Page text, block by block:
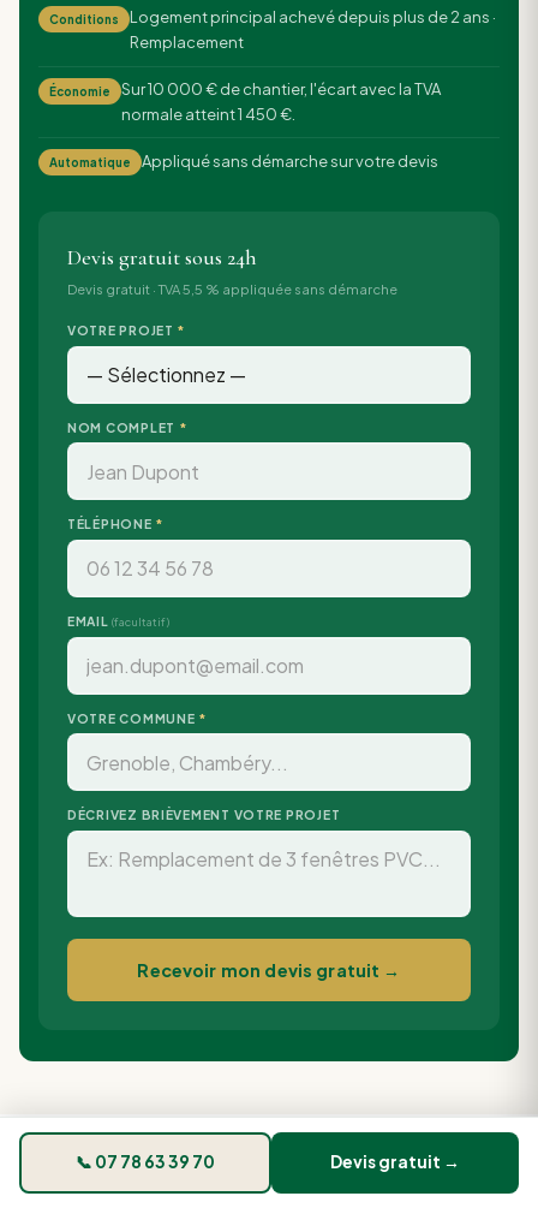
📞 07 78 63 39 70 Devis gratuit →
Conditions
Logement principal achevé depuis plus de 2 ans ·
Remplacement
Économie
Sur 10 000 € de chantier, l'écart avec la TVA
normale atteint 1 450 €.
Automatique Appliqué sans démarche sur votre devis
Devis gratuit sous 24h
Devis gratuit · TVA 5,5 % appliquée sans démarche
VOTRE PROJET *
NOM COMPLET *
TÉLÉPHONE *
EMAIL(facultatif)
VOTRE COMMUNE *
DÉCRIVEZ BRIÈVEMENT VOTRE PROJET
Recevoir mon devis gratuit →